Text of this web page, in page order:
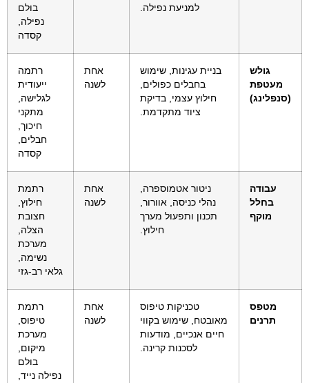
למניעת נפילה.
בולם
נפילה,
קסדה
גולש
מעטפת
(סנפלינג)
בניית עגינות, שימוש
בחבלים כפולים,
חילוץ עצמי, בדיקת
ציוד מתקדמת.
אחת
לשנה
רתמה
ייעודית
לגלישה,
מתקני
חיכוך,
חבלים,
קסדה
עבודה
בחלל
מוקף
ניטור אטמוספרה,
נהלי כניסה, אוורור,
תכנון ותפעול מערך
חילוץ.
אחת
לשנה
רתמת
חילוץ,
חצובת
הצלה,
מערכת
נשימה,
גלאי רב-גזי
מטפס
תרנים
טכניקות טיפוס
מאובטח, שימוש בקווי
חיים אנכיים, מודעות
לסכנות קרינה.
אחת
לשנה
רתמת
טיפוס,
מערכת
מיקום,
בולם
נפילה נייד,